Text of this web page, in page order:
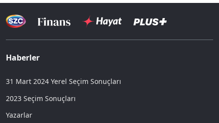
Haberler
31 Mart 2024 Yerel Seçim Sonuçları
2023 Seçim Sonuçları
Yazarlar